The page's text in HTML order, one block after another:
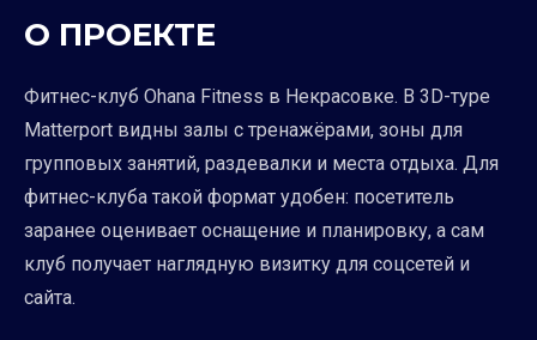
О ПРОЕКТЕ
Фитнес-клуб Ohana Fitness в Некрасовке. В 3D-туре
Matterport видны залы с тренажёрами, зоны для
групповых занятий, раздевалки и места отдыха. Для
фитнес-клуба такой формат удобен: посетитель
заранее оценивает оснащение и планировку, а сам
клуб получает наглядную визитку для соцсетей и
сайта.